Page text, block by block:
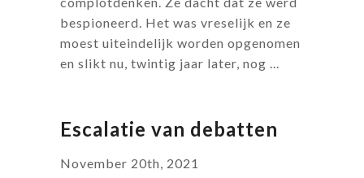
bespioneerd. Het was vreselijk en ze
moest uiteindelijk worden opgenomen
en slikt nu, twintig jaar later, nog ...
Escalatie van debatten
November 20th, 2021